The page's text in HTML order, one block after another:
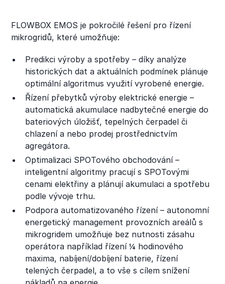
FLOWBOX EMOS je pokročilé řešení pro řízení
mikrogridů, které umožňuje:
Predikci výroby a spotřeby – díky analýze
historických dat a aktuálních podmínek plánuje
optimální algoritmus využití vyrobené energie.
Řízení přebytků výroby elektrické energie –
automatická akumulace nadbytečné energie do
bateriových úložišť, tepelných čerpadel či
chlazení a nebo prodej prostřednictvím
agregátora.
Optimalizaci SPOTového obchodování –
inteligentní algoritmy pracují s SPOTovými
cenami elektřiny a plánují akumulaci a spotřebu
podle vývoje trhu.
Podpora automatizovaného řízení – autonomní
energetický management provozních areálů s
mikrogridem umožňuje bez nutnosti zásahu
operátora například řízení ¼ hodinového
maxima, nabíjení/dobíjení baterie, řízení
telených čerpadel, a to vše s cílem snížení